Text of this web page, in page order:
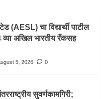
(AESL) चा विद्यार्थी पाटील
अखिल भारतीय रँकसह
5, 2026
0
सुवर्णकामगिरी;